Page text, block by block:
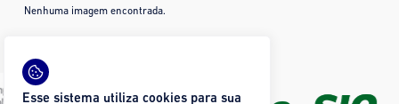
Nenhuma imagem encontrada.
Esse sistema utiliza cookies para sua